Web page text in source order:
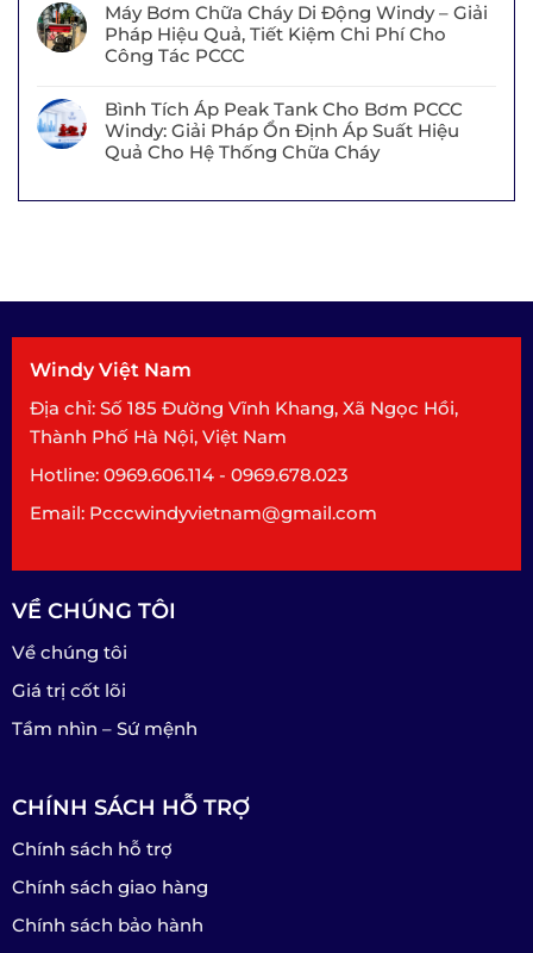
Máy Bơm Chữa Cháy Di Động Windy – Giải
Pháp Hiệu Quả, Tiết Kiệm Chi Phí Cho
Công Tác PCCC
Bình Tích Áp Peak Tank Cho Bơm PCCC
Windy: Giải Pháp Ổn Định Áp Suất Hiệu
Quả Cho Hệ Thống Chữa Cháy
Windy Việt Nam
Địa chỉ: Số 185 Đường Vĩnh Khang, Xã Ngọc Hồi,
Thành Phố Hà Nội, Việt Nam
Hotline: 0969.606.114 - 0969.678.023
Email: Pcccwindyvietnam@gmail.com
VỀ CHÚNG TÔI
Về chúng tôi
Giá trị cốt lõi
Tầm nhìn – Sứ mệnh
CHÍNH SÁCH HỖ TRỢ
Chính sách hỗ trợ
Chính sách giao hàng
Chính sách bảo hành